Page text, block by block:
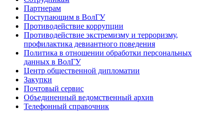
Партнерам
Поступающим в ВолГУ
Противодействие коррупции
Противодействие экстремизму и терроризму,
профилактика девиантного поведения
Политика в отношении обработки персональных
данных в ВолГУ
Центр общественной дипломатии
Закупки
Почтовый сервис
Объединенный ведомственный архив
Телефонный справочник